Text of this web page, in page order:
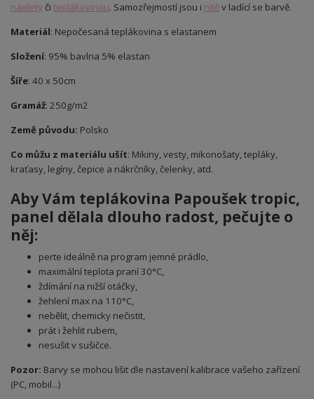
náplety či teplákovinou. Samozřejmostí jsou i nitěv ladící se barvě.
Materiál: Nepočesaná teplákovina s elastanem
Složení: 95% bavlna 5% elastan
Šíře: 40 x 50cm
Gramáž: 250g/m2
Země původu: Polsko
Co můžu z materiálu ušít: Mikiny, vesty, mikonošaty, tepláky,
kraťasy, legíny, čepice a nákrčníky, čelenky, atd.
Aby Vám teplákovina Papoušek tropic,
panel dělala dlouho radost, pečujte o
něj:
perte ideálně na program jemné prádlo,
maximální teplota praní 30°C,
ždímání na nižší otáčky,
žehlení max na 110°C,
nebělit, chemicky nečistit,
prát i žehlit rubem,
nesušit v sušičce.
Pozor: Barvy se mohou lišit dle nastavení kalibrace vašeho zařízení
(PC, mobil...)